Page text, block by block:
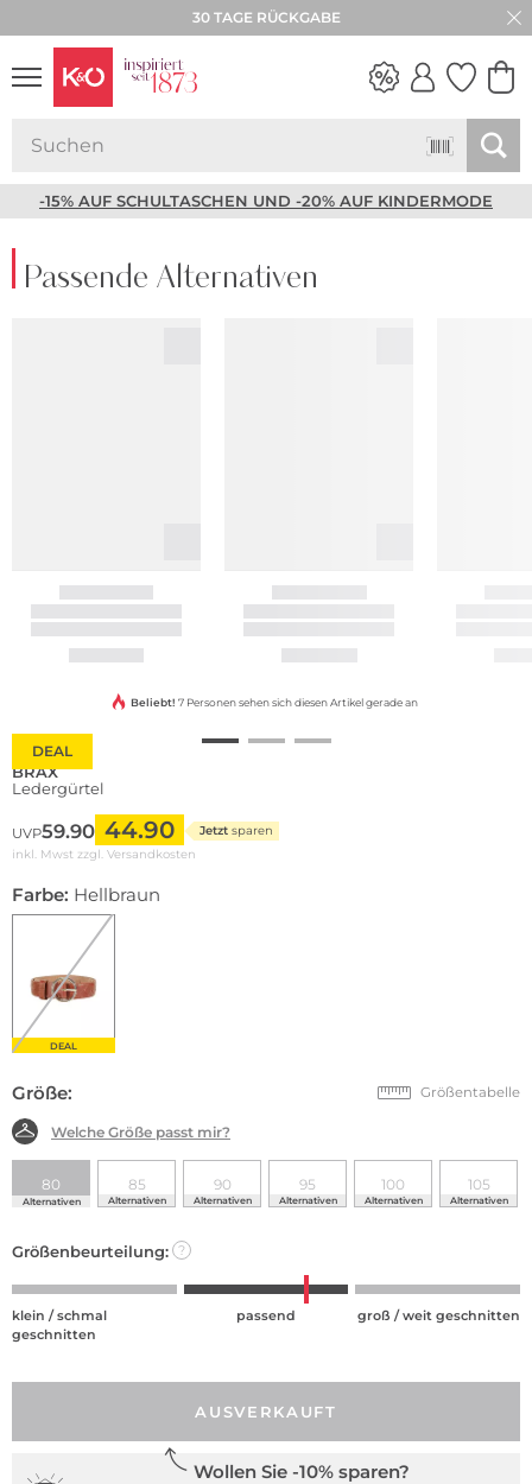
30 TAGE RÜCKGABE
-15% AUF SCHULTASCHEN UND -20% AUF KINDERMODE
Passende Alternativen
DEAL
Beliebt! 7 Personen sehen sich diesen Artikel gerade an
BRAX
Ledergürtel
UVP59.90 44.90 Jetzt sparen
inkl. Mwst zzgl. Versandkosten
Farbe: Hellbraun
DEAL
Größe: Größentabelle
Welche Größe passt mir?
80
Alternativen
85
Alternativen
90
Alternativen
95
Alternativen
100
Alternativen
105
Alternativen
Größenbeurteilung: ?
klein / schmal
geschnitten
passend groß / weit geschnitten
AUSVERKAUFT
Wollen Sie -10% sparen?